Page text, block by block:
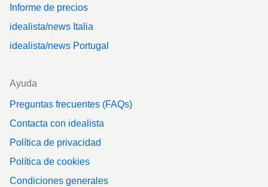
Informe de precios
idealista/news Italia
idealista/news Portugal
Ayuda
Preguntas frecuentes (FAQs)
Contacta con idealista
Política de privacidad
Política de cookies
Condiciones generales